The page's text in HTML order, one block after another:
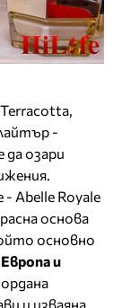
-
озари
- Abelle Royale
основа
основно
и
и изваяна